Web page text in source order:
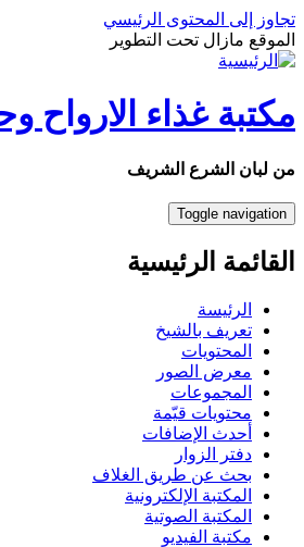
تجاوز إلى المحتوى الرئيسي
الموقع مازال تحت التطوير
مكتبة غذاء الارواح
من لبان الشرع الشريف
Toggle navigation
القائمة الرئيسية
الرئيسة
تعريف بالشيخ
المحتويات
معرض الصور
المجموعات
محتويات قيّمة
أحدث الإضافات
دفتر الزوار
بحث عن طريق الغلاف
المكتبة الإلكترونية
المكتبة الصوتية
مكتبة الفيديو